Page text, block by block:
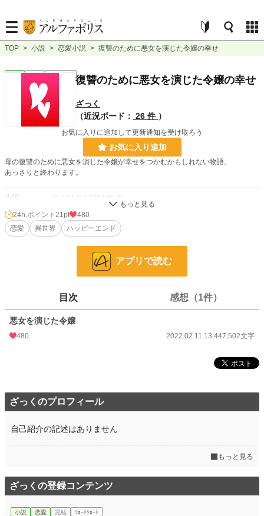
TOP > 小説 > 恋愛小説 > 復讐のために悪女を演じた令嬢の幸せ
完結 ｼｮｰﾄｼｮｰﾄ 復讐のために悪女を演じた令嬢の幸せ
ざっく
（近況ボード： 26 件 ）
お気に入りに追加して更新通知を受け取ろう
お気に入り追加
母の復讐のために悪女を演じた令嬢が幸せをつかむかもしれない物語。
あっさりと終わります。
小説 25,164 位 / 228,589 件
恋愛 10,866 位 / 66,314 件
お気に入り 424
2022.02.11 13:44
初回公開日時 2022.02.11 13:44
年間ポイント 20,246 pt (19,976 位)
累計ポイント 347,030 pt (13,694 位)
24h.ポイント 21pt
480
恋愛
異世界 ハッピーエンド
アプリで読む
目次 感想（1件）
悪女を演じた令嬢
480 2022.02.11 13:447,502文字
ざっくのプロフィール
自己紹介の記述はありません
もっと見る
ざっくの登録コンテンツ
小説 恋愛 完結 ｼｮｰﾄｼｮｰﾄ